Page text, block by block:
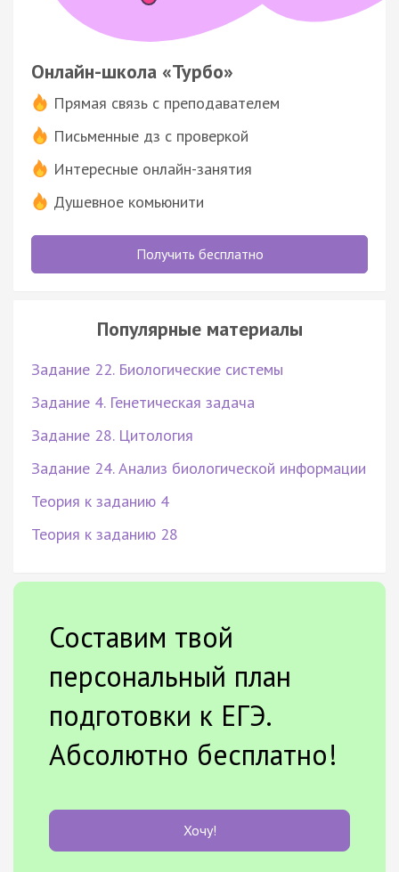
Онлайн-школа «Турбо»
Прямая связь с преподавателем
Письменные дз с проверкой
Интересные онлайн-занятия
Душевное комьюнити
Получить бесплатно
Популярные материалы
Задание 22. Биологические системы
Задание 4. Генетическая задача
Задание 28. Цитология
Задание 24. Анализ биологической информации
Теория к заданию 4
Теория к заданию 28
Составим твой
персональный план
подготовки к ЕГЭ.
Абсолютно бесплатно!
Хочу!